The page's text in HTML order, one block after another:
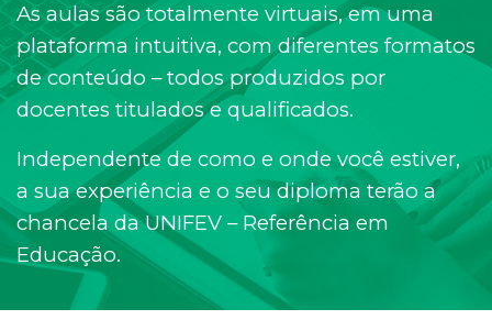
As aulas são totalmente virtuais, em uma
plataforma intuitiva, com diferentes formatos
de conteúdo – todos produzidos por
docentes titulados e qualificados.
Independente de como e onde você estiver,
a sua experiência e o seu diploma terão a
chancela da UNIFEV – Referência em
Educação.